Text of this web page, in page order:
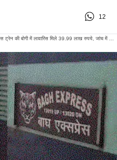
12